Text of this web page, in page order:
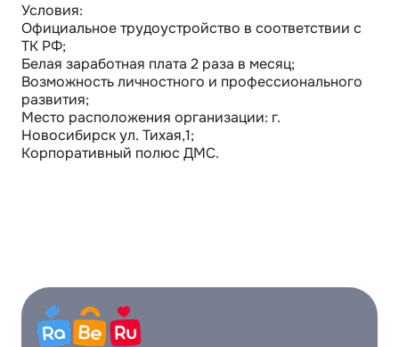
Условия:
Официальное трудоустройство в соответствии с
ТК РФ;
Белая заработная плата 2 раза в месяц;
Возможность личностного и профессионального
развития;
Место расположения организации: г.
Новосибирск ул. Тихая,1;
Корпоративный полюс ДМС.